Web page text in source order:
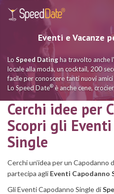
Eventi e Vacanze
Lo Speed Datingha travolto anche
locale alla moda, un cocktail, 200
facile per conoscere tanti nuovi
Lo Speed Date® è anche cene,
Cerchi idee per
Scopri gli
Single
Cerchi un’idea per un
partecipa agli Eventi Capodanno
Gli Eventi Capodanno Single di